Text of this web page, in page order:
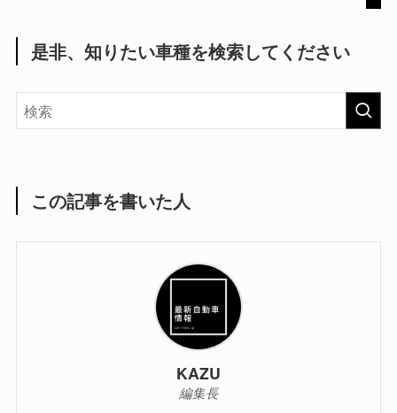
是非、知りたい車種を検索してください
この記事を書いた人
KAZU
編集長